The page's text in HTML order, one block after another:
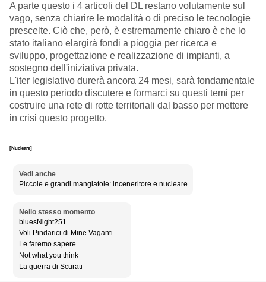
A parte questo i 4 articoli del DL restano volutamente sul
vago, senza chiarire le modalità o di preciso le tecnologie
prescelte. Ciò che, però, è estremamente chiaro è che lo
stato italiano elargirà fondi a pioggia per ricerca e
sviluppo, progettazione e realizzazione di impianti, a
sostegno dell'iniziativa privata.
L'iter legislativo durerà ancora 24 mesi, sarà fondamentale
in questo periodo discutere e formarci su questi temi per
costruire una rete di rotte territoriali dal basso per mettere
in crisi questo progetto.
[Nucleare]
Vedi anche
Piccole e grandi mangiatoie: inceneritore e nucleare
Nello stesso momento
bluesNight251
Voli Pindarici di Mine Vaganti
Le faremo sapere
Not what you think
La guerra di Scurati